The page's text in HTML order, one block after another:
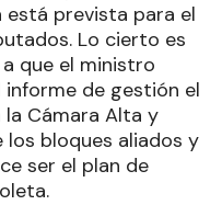
está prevista para el
Lo cierto es
que el ministro
de gestión el
la Cámara Alta y
bloques aliados y
ser el plan de